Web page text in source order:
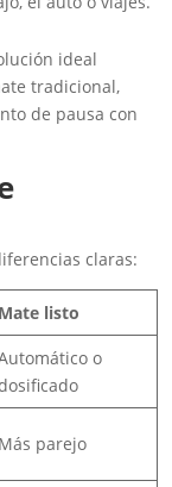
ideal
tradicional,
de pausa con
claras:
Mate listo
o
Más parejo